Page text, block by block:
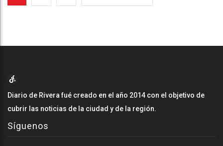
Diario de Rivera fué creado en el año 2014 con el objetivo de
cubrir las noticias de la ciudad y de la región.
Síguenos